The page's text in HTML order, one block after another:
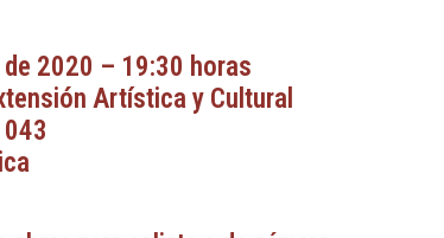
de 2020 – 19:30 horas
Artística y Cultural